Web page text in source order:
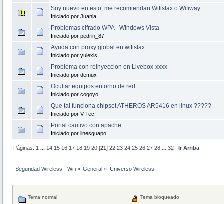
Soy nuevo en esto, me recomiendan Wifislax o Wifiway
Iniciado por Juanla
Problemas cifrado WPA - Windows Vista
Iniciado por pedrin_87
Ayuda con proxy global en wifislax
Iniciado por yulexis
Problema con reinyeccion en Livebox-xxxx
Iniciado por demux
Ocultar equipos entorno de red
Iniciado por cogoyo
Que tal funciona chipset ATHEROS AR5416 en linux ?????
Iniciado por V-Tec
Portal cautivo con apache
Iniciado por linesguapo
Páginas: 1 ... 14 15 16 17 18 19 20 [21]22 23 24 25 26 27 28 ...32 Ir Arriba
Seguridad Wireless - Wifi » General » Universo Wireless
Tema normal
Tema bloqueado